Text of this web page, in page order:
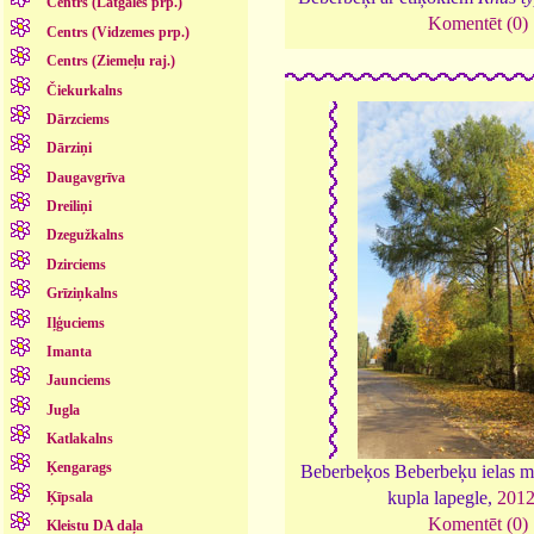
Centrs (Vidzemes prp.)
Centrs (Ziemeļu raj.)
Čiekurkalns
Dārzciems
Dārziņi
Daugavgrīva
Dreiliņi
Dzegužkalns
Dzirciems
Grīziņkalns
Iļģuciems
Imanta
Jaunciems
Jugla
Katlakalns
Ķengarags
Ķīpsala
Kleistu DA daļa
Komentēt (0)
Beberbeķos Beberbeķu ielas
kupla lapegle, 2012
Komentēt (0)